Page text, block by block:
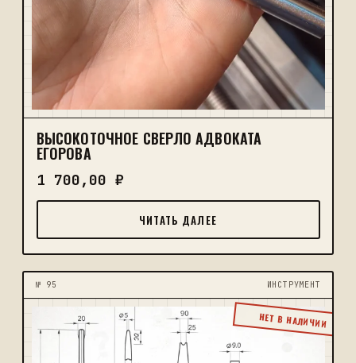
ВЫСОКОТОЧНОЕ СВЕРЛО АДВОКАТА
ЕГОРОВА
1 700,00 ₽
ЧИТАТЬ ДАЛЕЕ
№ 95 ИНСТРУМЕНТ
НЕТ В НАЛИЧИИ